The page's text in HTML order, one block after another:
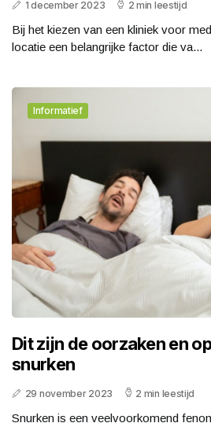
1 december 2023 2 min leestijd
Bij het kiezen van een kliniek voor
locatie een belangrijke factor die va...
Informatief
Dit zijn de oorzaken en
snurken
29 november 2023 2 min leestijd
Snurken is een veelvoorkomend